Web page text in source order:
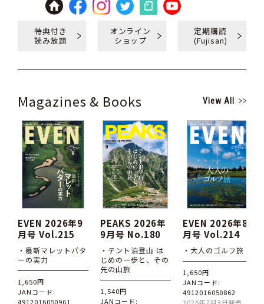
特典付き
読み放題
オンライン
ショップ
定期購読
(Fujisan)
Magazines & Books View All
EVEN 2026年9
月号 Vol.215
・最新マレットパタ
ーの実力
1,650円
JANコード:
4912016050961
PEAKS 2026年
9月号 No.180
・テント泊登山 は
じめの一歩と、その
先の山旅
1,540円
JANコード:
EVEN 2026年8
月号 Vol.214
・大人のゴルフ旅
1,650円
JANコード:
4912016050862